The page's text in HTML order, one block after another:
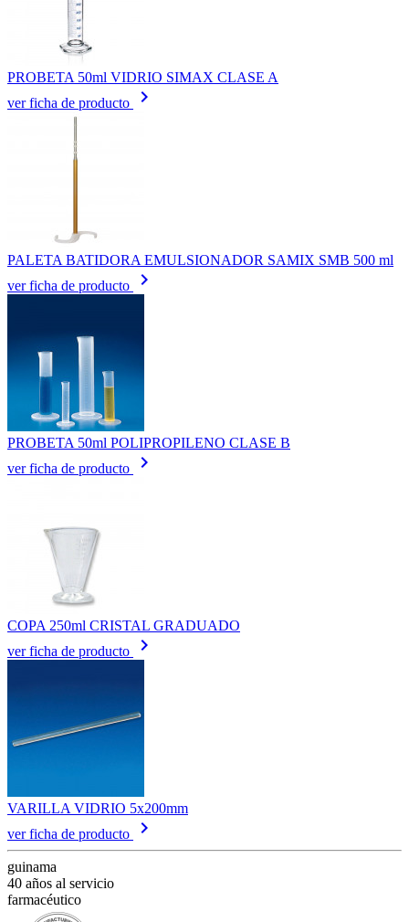
PROBETA 50ml VIDRIO SIMAX CLASE A
ver ficha de producto
keyboard_arrow_right
PALETA BATIDORA EMULSIONADOR SAMIX SMB 500 ml
ver ficha de producto
keyboard_arrow_right
PROBETA 50ml POLIPROPILENO CLASE B
ver ficha de producto
keyboard_arrow_right
COPA 250ml CRISTAL GRADUADO
ver ficha de producto
keyboard_arrow_right
VARILLA VIDRIO 5x200mm
ver ficha de producto
keyboard_arrow_right
guinama
40 años al servicio
farmacéutico